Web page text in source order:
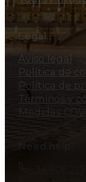
Legal
Aviso legal
Política de
Política de
Términos y
Medidas